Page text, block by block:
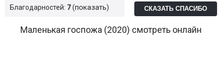
Благодарностей: 7 показать СКАЗАТЬ СПАСИБО
Маленькая госпожа (2020) смотреть онлайн